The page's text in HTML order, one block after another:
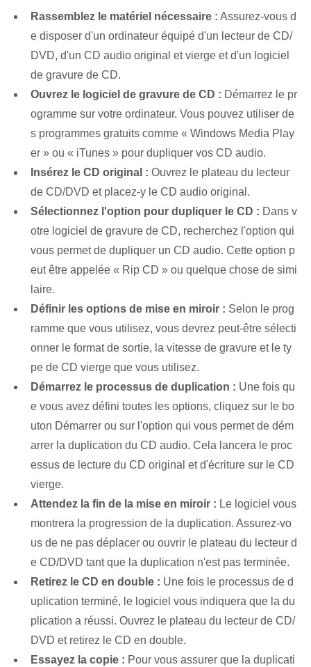
Rassemblez le matériel nécessaire : Assurez-vous d
e disposer d'un ordinateur équipé d'un lecteur de CD/
DVD, d'un CD audio original et vierge et d'un logiciel
de gravure de CD.
Ouvrez le logiciel de gravure de CD : Démarrez le pr
ogramme sur votre ordinateur. Vous pouvez utiliser de
s programmes gratuits comme « Windows⁤ Media Play
er » ou « iTunes » pour dupliquer vos CD audio.
Insérez le ‍CD‌ original : Ouvrez le plateau du lecteur
de CD/DVD et placez-y le CD audio original.
Sélectionnez l'option pour dupliquer le CD : Dans v
otre logiciel de gravure de CD, recherchez l'option qui
vous permet de dupliquer un CD audio. ⁣Cette option p
eut être appelée « Rip CD » ou quelque chose de simi
laire.
Définir les options de mise en miroir : Selon le prog
ramme que vous utilisez, vous devrez peut-être sélecti
onner le format de sortie, la vitesse de gravure et le ty
pe de CD vierge que vous utilisez.
Démarrez le processus de duplication : Une fois qu
e vous avez défini toutes les options, cliquez sur le bo
uton Démarrer ou sur l'option qui vous permet de dém
arrer la duplication du CD audio. Cela lancera le proc
essus de lecture du CD original et d'écriture sur le CD
vierge.
Attendez la fin de la mise en miroir : Le logiciel vous
montrera la progression de la duplication. Assurez-vo
us de ne pas déplacer ou ouvrir le plateau du lecteur d
e CD/DVD tant que la duplication n'est pas terminée.
Retirez le CD en double : Une fois le processus de d
uplication terminé, le logiciel vous indiquera que la du
plication a réussi. Ouvrez le plateau du lecteur de CD/
DVD et retirez le CD en double.
Essayez la copie : Pour vous assurer que la duplicati